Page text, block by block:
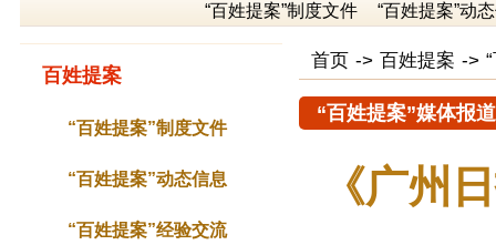
“百姓提案”制度文件 “百姓提案”动
百姓提案
“百姓提案”制度文件
“百姓提案”动态信息
“百姓提案”经验交流
首页 -> 百姓提案 ->
“百姓提案”媒体报道
《广州